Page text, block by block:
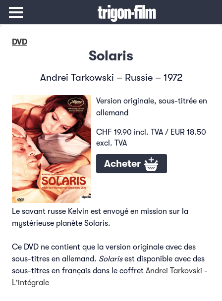
DVD
Solaris
Andrei Tarkowski – Russie – 1972
Version originale, sous-titrée en
allemand
CHF 19.90 incl. TVA / EUR 18.50
excl. TVA
Acheter
Le savant russe Kelvin est envoyé en mission sur la
mystérieuse planète Solaris.
Ce DVD ne contient que la version originale avec des
sous-titres en allemand. Solarisest disponible avec des
sous-titres en français dans le coffret Andrei Tarkovski -
L'intégrale